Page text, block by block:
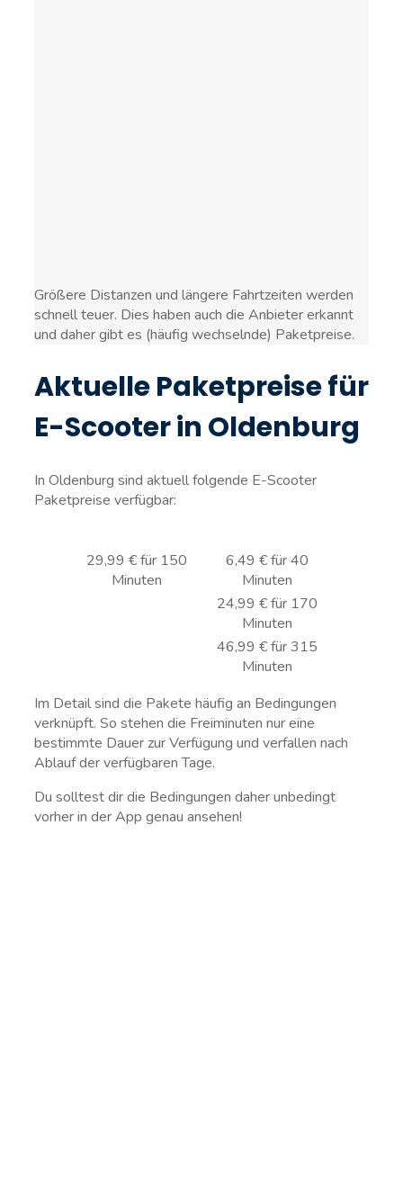
Größere Distanzen und längere Fahrtzeiten werden
schnell teuer. Dies haben auch die Anbieter erkannt
und daher gibt es (häufig wechselnde) Paketpreise.
Aktuelle Paketpreise für
E-Scooter in Oldenburg
In Oldenburg sind aktuell folgende E-Scooter
Paketpreise verfügbar:
29,99 € für 150
Minuten
6,49 € für 40
Minuten
24,99 € für 170
Minuten
46,99 € für 315
Minuten
Im Detail sind die Pakete häufig an Bedingungen
verknüpft. So stehen die Freiminuten nur eine
bestimmte Dauer zur Verfügung und verfallen nach
Ablauf der verfügbaren Tage.
Du solltest dir die Bedingungen daher unbedingt
vorher in der App genau ansehen!